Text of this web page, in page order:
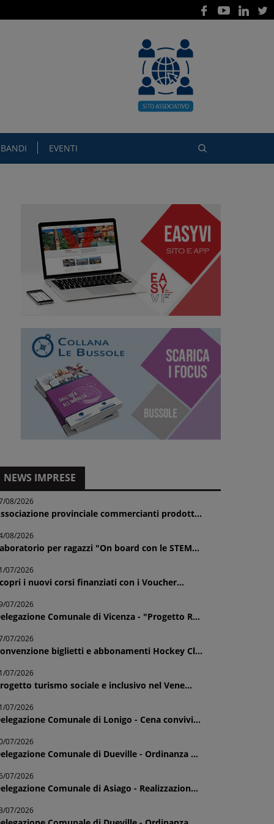
BANDI EVENTI
NEWS IMPRESE
08/2026
provinciale commercianti prodott...
08/2026
per ragazzi "On board con le STEM...
07/2026
i nuovi corsi finanziati con i Voucher...
07/2026
Comunale di Vicenza - "Progetto R...
07/2026
biglietti e abbonamenti Hockey Cl...
07/2026
turismo sociale e inclusivo nel Vene...
07/2026
Comunale di Lonigo - Cena convivi...
07/2026
Comunale di Dueville - Ordinanza ...
07/2026
Comunale di Asiago - Realizzazion...
07/2026